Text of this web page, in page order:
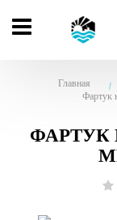
Главная
Фартук
ФАРТУК